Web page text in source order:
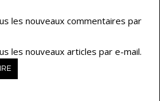
les nouveaux commentaires par
les nouveaux articles par e-mail.